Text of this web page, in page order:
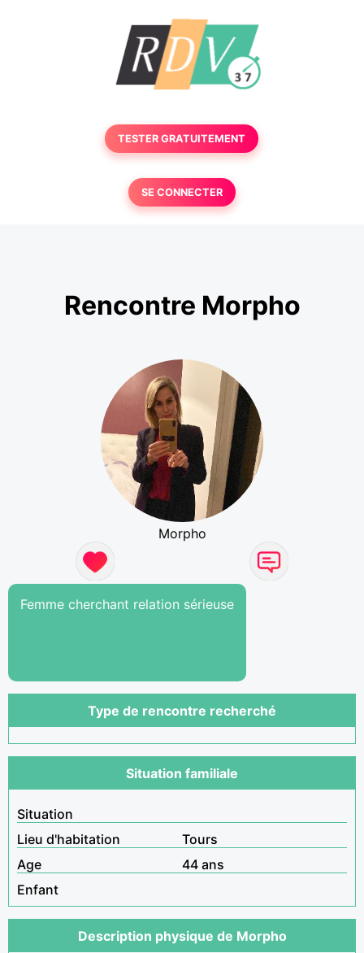
TESTER GRATUITEMENT
SE CONNECTER
Rencontre Morpho
Morpho
Femme cherchant relation sérieuse
Type de rencontre recherché
Situation familiale
Situation
Lieu d'habitation
Tours
Age
44 ans
Enfant
Description physique de Morpho